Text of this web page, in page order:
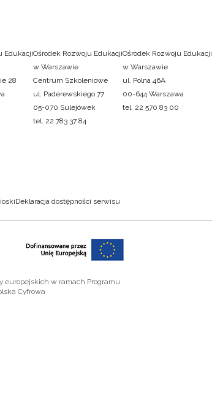
Edukacji
28
Ośrodek Rozwoju Edukacji
w Warszawie
Centrum Szkoleniowe
ul. Paderewskiego 77
05-070 Sulejówek
tel. 22 783 37 84
Ośrodek Rozwoju Edukacji
w Warszawie
ul. Polna 46A
00-644 Warszawa
tel. 22 570 83 00
Deklaracja dostępności serwisu
europejskich w ramach Programu
Cyfrowa